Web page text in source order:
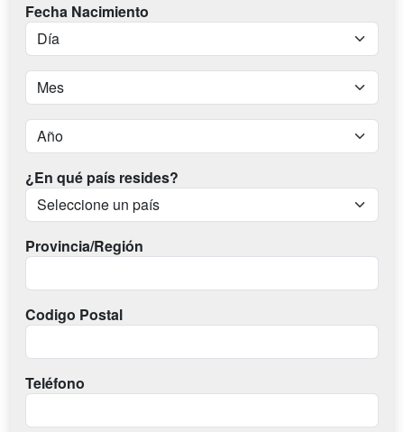
Fecha Nacimiento
¿En qué país resides?
Provincia/Región
Codigo Postal
Teléfono